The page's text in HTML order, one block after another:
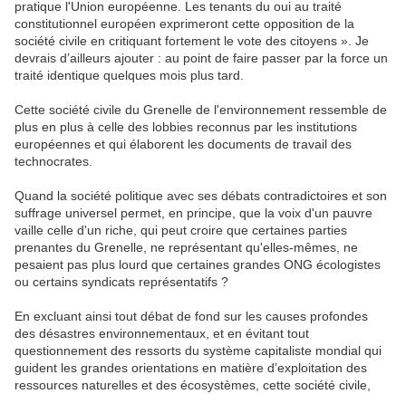
pratique l'Union européenne. Les tenants du oui au traité
constitutionnel européen exprimeront cette opposition de la
société civile en critiquant fortement le vote des citoyens ». Je
devrais d’ailleurs ajouter : au point de faire passer par la force un
traité identique quelques mois plus tard.
Cette société civile du Grenelle de l'environnement ressemble de
plus en plus à celle des lobbies reconnus par les institutions
européennes et qui élaborent les documents de travail des
technocrates.
Quand la société politique avec ses débats contradictoires et son
suffrage universel permet, en principe, que la voix d'un pauvre
vaille celle d'un riche, qui peut croire que certaines parties
prenantes du Grenelle, ne représentant qu'elles-mêmes, ne
pesaient pas plus lourd que certaines grandes ONG écologistes
ou certains syndicats représentatifs ?
En excluant ainsi tout débat de fond sur les causes profondes
des désastres environnementaux, et en évitant tout
questionnement des ressorts du système capitaliste mondial qui
guident les grandes orientations en matière d’exploitation des
ressources naturelles et des écosystèmes, cette société civile,